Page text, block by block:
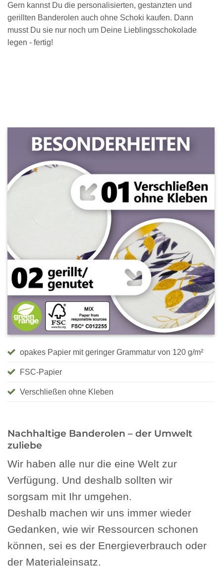
Gern kannst Du die personalisierten, gestanzten und
gerillten Banderolen auch ohne Schoki kaufen. Dann
musst Du sie nur noch um Deine Lieblingsschokolade
legen - fertig!
opakes Papier mit geringer Grammatur von 120 g/m²
FSC-Papier
Verschließen ohne Kleben
Nachhaltige Banderolen – der Umwelt
zuliebe
Wir haben alle nur die eine Welt zur
Verfügung. Und deshalb sollten wir
sorgsam mit Ihr umgehen.
Deshalb machen wir uns immer wieder
Gedanken, wie wir Ressourcen schonen
können, sei es der Energieverbrauch oder
der Materialeinsatz.